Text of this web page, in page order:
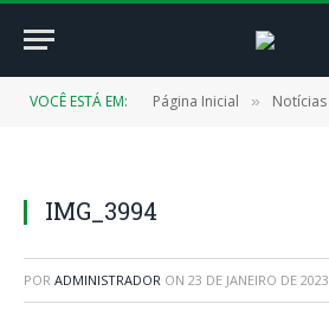
VOCÊ ESTÁ EM: Página Inicial » Notícias
IMG_3994
POR ADMINISTRADOR ON 23 DE JANEIRO DE 2023